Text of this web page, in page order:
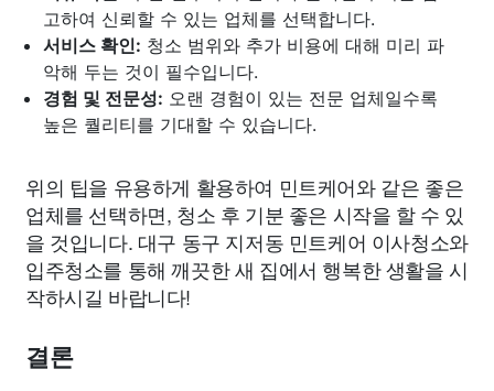
고하여 신뢰할 수 있는 업체를 선택합니다.
서비스 확인: 청소 범위와 추가 비용에 대해 미리 파
악해 두는 것이 필수입니다.
경험 및 전문성: 오랜 경험이 있는 전문 업체일수록
높은 퀄리티를 기대할 수 있습니다.
위의 팁을 유용하게 활용하여 민트케어와 같은 좋은
업체를 선택하면, 청소 후 기분 좋은 시작을 할 수 있
을 것입니다. 대구 동구 지저동 민트케어 이사청소와
입주청소를 통해 깨끗한 새 집에서 행복한 생활을 시
작하시길 바랍니다!
결론